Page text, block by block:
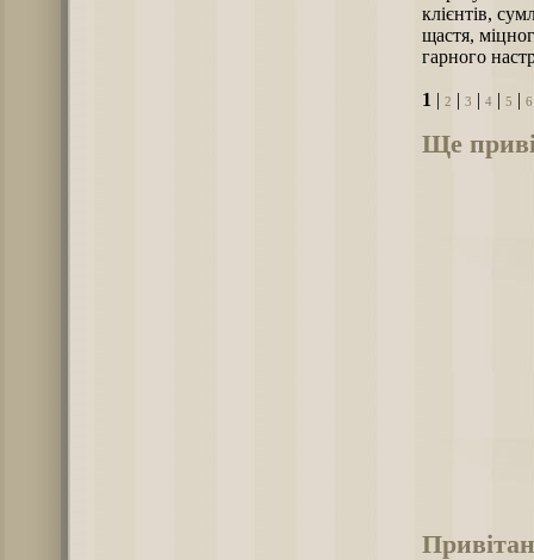
клієнтів,
щастя,
гарного
1 2 3 4 5 6
Ще